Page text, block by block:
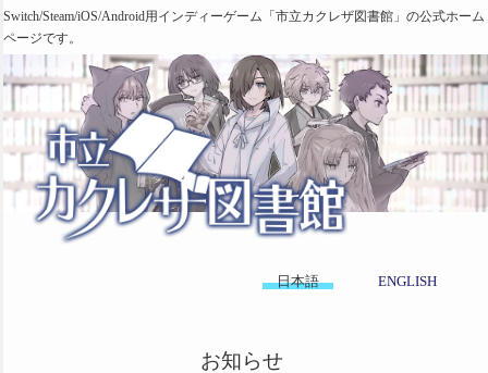
Switch/Steam/iOS/Android用インディーゲーム「市立カクレザ図書館」の公式ホーム
ページです。
日本語 ENGLISH
お知らせ